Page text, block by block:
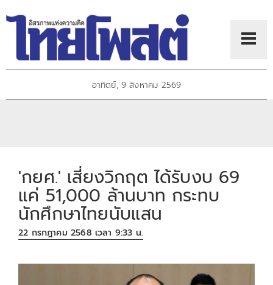
อาทิตย์, 9 สิงหาคม 2569
'กยศ.' เสี่ยงวิกฤต ได้รับงบ 69
แค่ 51,000 ล้านบาท กระทบ
นักศึกษาไทยนับแสน
22 กรกฎาคม 2568 เวลา 9:33 น.